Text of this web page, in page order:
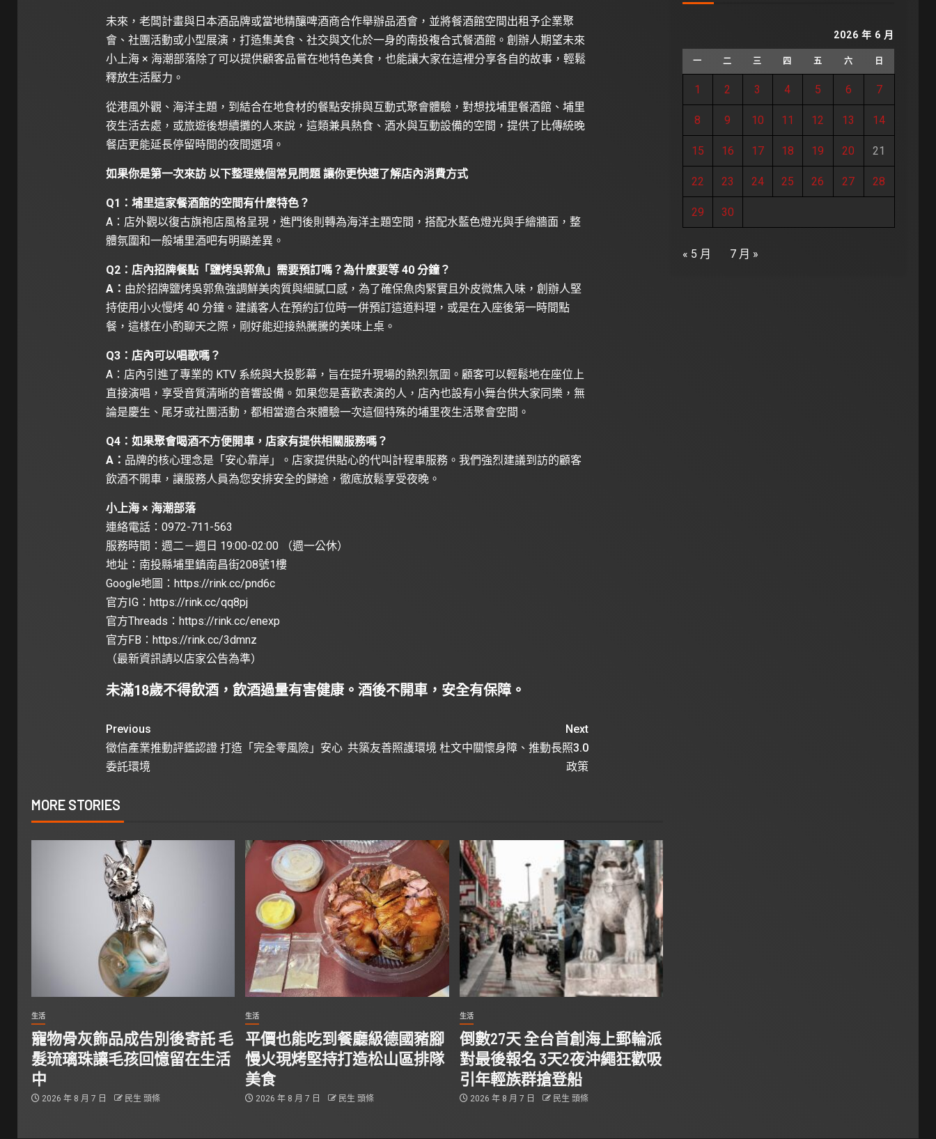
未來，老闆計畫與日本酒品牌或當地精釀啤酒商合作舉辦品酒會，並將餐酒館空間出租予企業聚
會、社團活動或小型展演，打造集美食、社交與文化於一身的南投複合式餐酒館。創辦人期望未來
小上海 × 海潮部落除了可以提供顧客品嘗在地特色美食，也能讓大家在這裡分享各自的故事，輕鬆
釋放生活壓力。
從港風外觀、海洋主題，到結合在地食材的餐點安排與互動式聚會體驗，對想找埔里餐酒館、埔里
夜生活去處，或旅遊後想續攤的人來說，這類兼具熱食、酒水與互動設備的空間，提供了比傳統晚
餐店更能延長停留時間的夜間選項。
如果你是第一次來訪 以下整理幾個常見問題 讓你更快速了解店內消費方式
Q1：埔里這家餐酒館的空間有什麼特色？
A：店外觀以復古旗袍店風格呈現，進門後則轉為海洋主題空間，搭配水藍色燈光與手繪牆面，整
體氛圍和一般埔里酒吧有明顯差異。
Q2：店內招牌餐點「鹽烤吳郭魚」需要預訂嗎？為什麼要等 40 分鐘？
A： 由於招牌鹽烤吳郭魚強調鮮美肉質與細膩口感，為了確保魚肉緊實且外皮微焦入味，創辦人堅
持使用小火慢烤 40 分鐘。建議客人在預約訂位時一併預訂這道料理，或是在入座後第一時間點
餐，這樣在小酌聊天之際，剛好能迎接熱騰騰的美味上桌。
Q3：店內可以唱歌嗎？
A：店內引進了專業的 KTV 系統與大投影幕，旨在提升現場的熱烈氛圍。顧客可以輕鬆地在座位上
直接演唱，享受音質清晰的音響設備。如果您是喜歡表演的人，店內也設有小舞台供大家同樂，無
論是慶生、尾牙或社團活動，都相當適合來體驗一次這個特殊的埔里夜生活聚會空間。
Q4：如果聚會喝酒不方便開車，店家有提供相關服務嗎？
A： 品牌的核心理念是「安心靠岸」。店家提供貼心的代叫計程車服務。我們強烈建議到訪的顧客
飲酒不開車，讓服務人員為您安排安全的歸途，徹底放鬆享受夜晚。
小上海 × 海潮部落
連絡電話：0972-711-563
服務時間：週二－週日 19:00-02:00 （週一公休）
地址：南投縣埔里鎮南昌街208號1樓
Google地圖： https://rink.cc/pnd6c
官方IG： https://rink.cc/qq8pj
官方Threads： https://rink.cc/enexp
官方FB： https://rink.cc/3dmnz
（最新資訊請以店家公告為準）
未滿18歲不得飲酒，飲酒過量有害健康。酒後不開車，安全有保障。
Previous
徵信產業推動評鑑認證 打造「完全零風險」安心
委託環境
Next
共築友善照護環境 杜文中關懷身障、推動長照3.0
政策
MORE STORIES
生活
寵物骨灰飾品成告別後寄託 毛
髮琉璃珠讓毛孩回憶留在生活
中
2026 年 8 月 7 日 民生 頭條
生活
平價也能吃到餐廳級德國豬腳
慢火現烤堅持打造松山區排隊
美食
2026 年 8 月 7 日 民生 頭條
生活
倒數27天 全台首創海上郵輪派
對最後報名 3天2夜沖繩狂歡吸
引年輕族群搶登船
2026 年 8 月 7 日 民生 頭條
2026 年 6 月
一 二 三 四 五 六 日
1 2 3 4 5 6 7
8 9 10 11 12 13 14
15 16 17 18 19 20 21
22 23 24 25 26 27 28
29 30
« 5 月 7 月 »